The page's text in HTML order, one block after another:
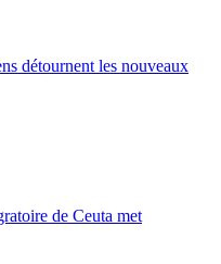
détournent les nouveaux
de Ceuta met